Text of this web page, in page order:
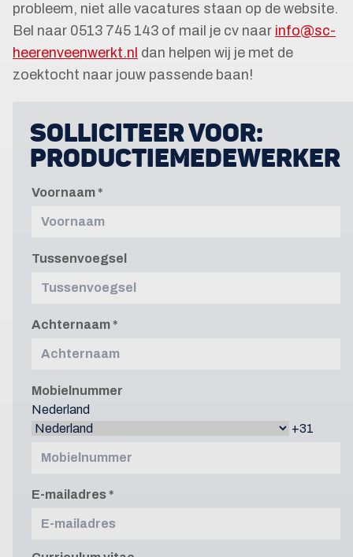
probleem, niet alle vacatures staan op de website.
Bel naar 0513 745 143 of mail je cv naar info@sc-
heerenveenwerkt.nl dan helpen wij je met de
zoektocht naar jouw passende baan!
SOLLICITEER VOOR:
PRODUCTIEMEDEWERKER
Voornaam
Tussenvoegsel
Achternaam
Mobielnummer
Nederland
+31
E-mailadres